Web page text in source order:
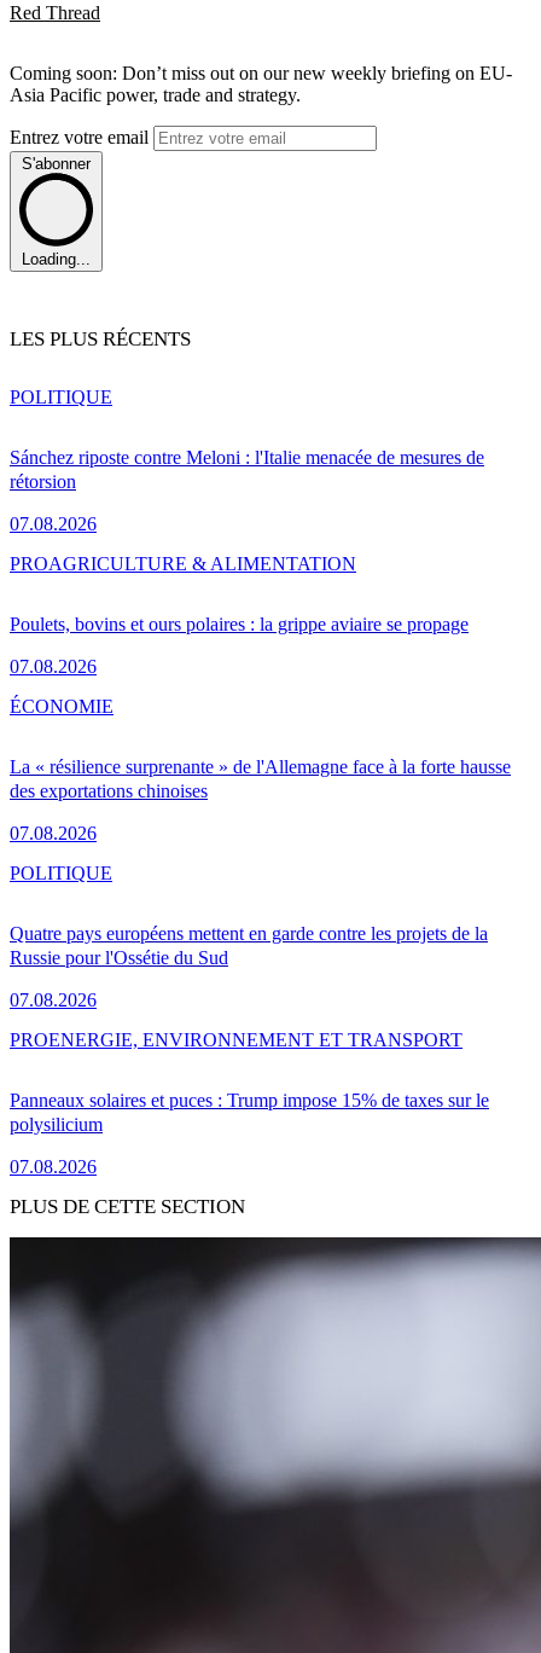
Red Thread
Coming soon: Don’t miss out on our new weekly briefing on EU-
Asia Pacific power, trade and strategy.
Entrez votre email
S'abonner
Loading...
LES PLUS RÉCENTS
Sánchez riposte contre Meloni : l'Italie menacée de mesures de
rétorsion
07.08.2026
POLITIQUE
Poulets, bovins et ours polaires : la grippe aviaire se propage
07.08.2026
PROAGRICULTURE & ALIMENTATION
La « résilience surprenante » de l'Allemagne face à la forte hausse
des exportations chinoises
07.08.2026
ÉCONOMIE
Quatre pays européens mettent en garde contre les projets de la
Russie pour l'Ossétie du Sud
07.08.2026
POLITIQUE
Panneaux solaires et puces : Trump impose 15% de taxes sur le
polysilicium
07.08.2026
PROENERGIE, ENVIRONNEMENT ET TRANSPORT
PLUS DE CETTE SECTION